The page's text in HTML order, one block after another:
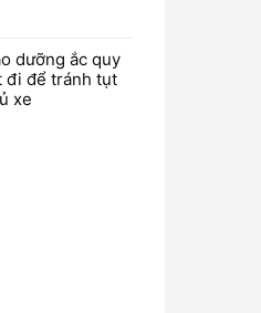
dưỡng ắc quy
đi để tránh tụt
xe